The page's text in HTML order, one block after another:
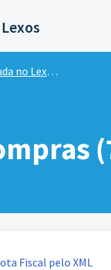
no Lexos ERP
Fiscal pelo XML